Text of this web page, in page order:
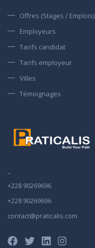
Offres (Stages / Emplois)
Employeurs
Tarifs candidat
Tarifs employeur
Villes
Témoignages
+228 90269696
+228 90269696
contact@praticalis.com